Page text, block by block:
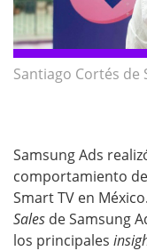
Santiago Cortés de
Samsung Ads
comportamiento
Smart TV en
Sales de Samsung
los principales